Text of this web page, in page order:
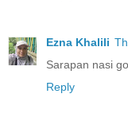
Ezna Khalili
Sarapan nasi
Reply